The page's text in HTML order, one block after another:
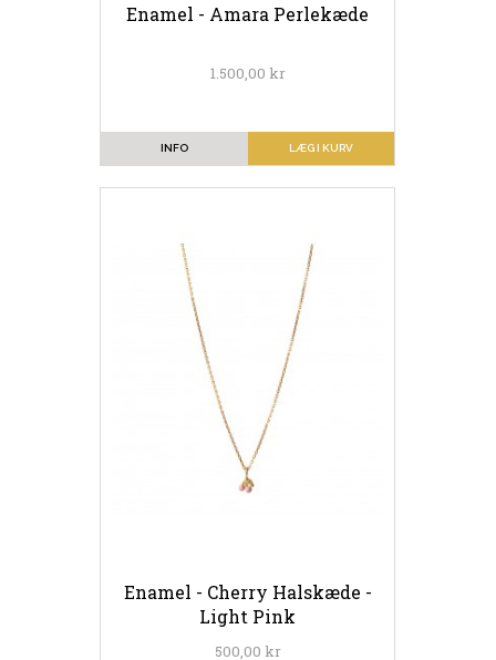
Enamel - Amara Perlekæde
1.500,00 kr
LÆG I KURV
INFO
Enamel - Cherry Halskæde -
Light Pink
500,00 kr